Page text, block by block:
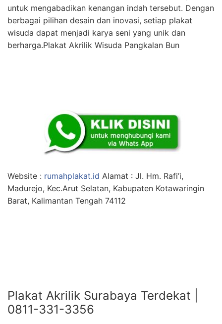
untuk mengabadikan kenangan indah tersebut. Dengan
berbagai pilihan desain dan inovasi, setiap plakat
wisuda dapat menjadi karya seni yang unik dan
berharga.Plakat Akrilik Wisuda Pangkalan Bun
Website : rumahplakat.id Alamat : Jl. Hm. Rafi’i,
Madurejo, Kec.Arut Selatan, Kabupaten Kotawaringin
Barat, Kalimantan Tengah 74112
Plakat Akrilik Surabaya Terdekat |
0811-331-3356